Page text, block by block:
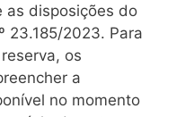
as disposições do
23.185/2023. Para
os
a
no momento